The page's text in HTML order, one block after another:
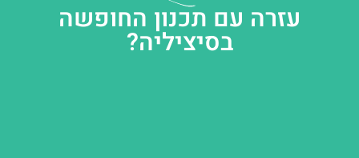
עזרה עם תכנון החופשה
בסיציליה?